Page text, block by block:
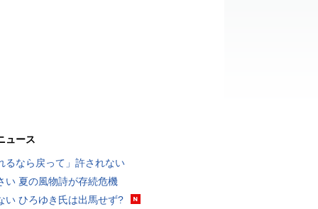
ュース
るなら戻って」許されない
い 夏の風物詩が存続危機
い ひろゆき氏は出馬せず?